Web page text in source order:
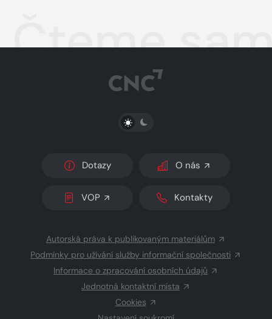
Čteme
PŘEPNOUT SVĚTLÝ/TMAVÝ REŽIM
Dotazy O nás
VOP Kontakty
Autorská práva k publikovaným materiálům
Podmínky pro užívání služby informační společnosti
Informace o zpracování osobních údajů
Jednotná kontaktní místa
Cookies